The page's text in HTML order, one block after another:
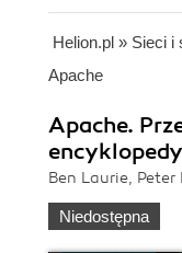
Helion.pl » Sieci i
Apache
Apache.
Ben Laurie, Peter
Niedostępna